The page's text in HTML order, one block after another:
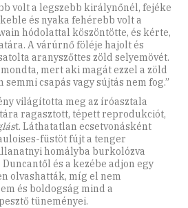
volt a legszebb királynőnél, fejéke
és nyaka fehérebb volt a
hódolattal köszöntötte, és kérte,
A várúrnő föléje hajolt és
aranyszőttes zöld selyemövét.
mert aki magát ezzel a zöld
csapás vagy sújtás nem fog.”
világította meg az íróasztala
ragasztott, tépett reprodukciót,
t. Láthatatlan ecsetvonásként
füstöt fújt a tenger
homályba burkolózva
és a kezébe adjon egy
olvashatták, míg el nem
és boldogság mind a
tüneményei.